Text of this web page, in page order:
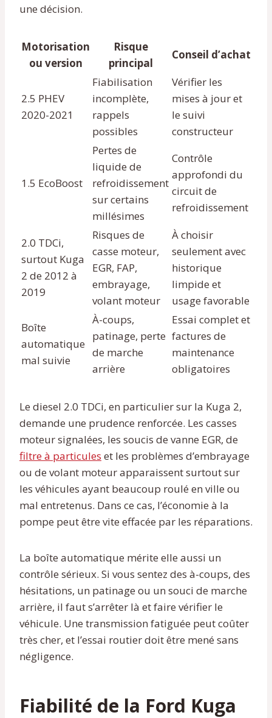
une décision.
Motorisation
ou version
Risque
principal
Conseil d’achat
2.5 PHEV
2020-2021
Fiabilisation
incomplète,
rappels
possibles
Vérifier les
mises à jour et
le suivi
constructeur
1.5 EcoBoost
Pertes de
liquide de
refroidissement
sur certains
millésimes
Contrôle
approfondi du
circuit de
refroidissement
2.0 TDCi,
surtout Kuga
2 de 2012 à
2019
Risques de
casse moteur,
EGR, FAP,
embrayage,
volant moteur
À choisir
seulement avec
historique
limpide et
usage favorable
Boîte
automatique
mal suivie
À-coups,
patinage, perte
de marche
arrière
Essai complet et
factures de
maintenance
obligatoires
Le diesel 2.0 TDCi, en particulier sur la Kuga 2,
demande une prudence renforcée. Les casses
moteur signalées, les soucis de vanne EGR, de
filtre à particules et les problèmes d’embrayage
ou de volant moteur apparaissent surtout sur
les véhicules ayant beaucoup roulé en ville ou
mal entretenus. Dans ce cas, l’économie à la
pompe peut être vite effacée par les réparations.
La boîte automatique mérite elle aussi un
contrôle sérieux. Si vous sentez des à-coups, des
hésitations, un patinage ou un souci de marche
arrière, il faut s’arrêter là et faire vérifier le
véhicule. Une transmission fatiguée peut coûter
très cher, et l’essai routier doit être mené sans
négligence.
Fiabilité de la Ford Kuga